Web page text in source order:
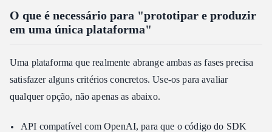
O que é necessário para "prototipar e produzir
em uma única plataforma"
Uma plataforma que realmente abrange ambas as fases precisa
satisfazer alguns critérios concretos. Use-os para avaliar
qualquer opção, não apenas as abaixo.
API compatível com OpenAI, para que o código do SDK